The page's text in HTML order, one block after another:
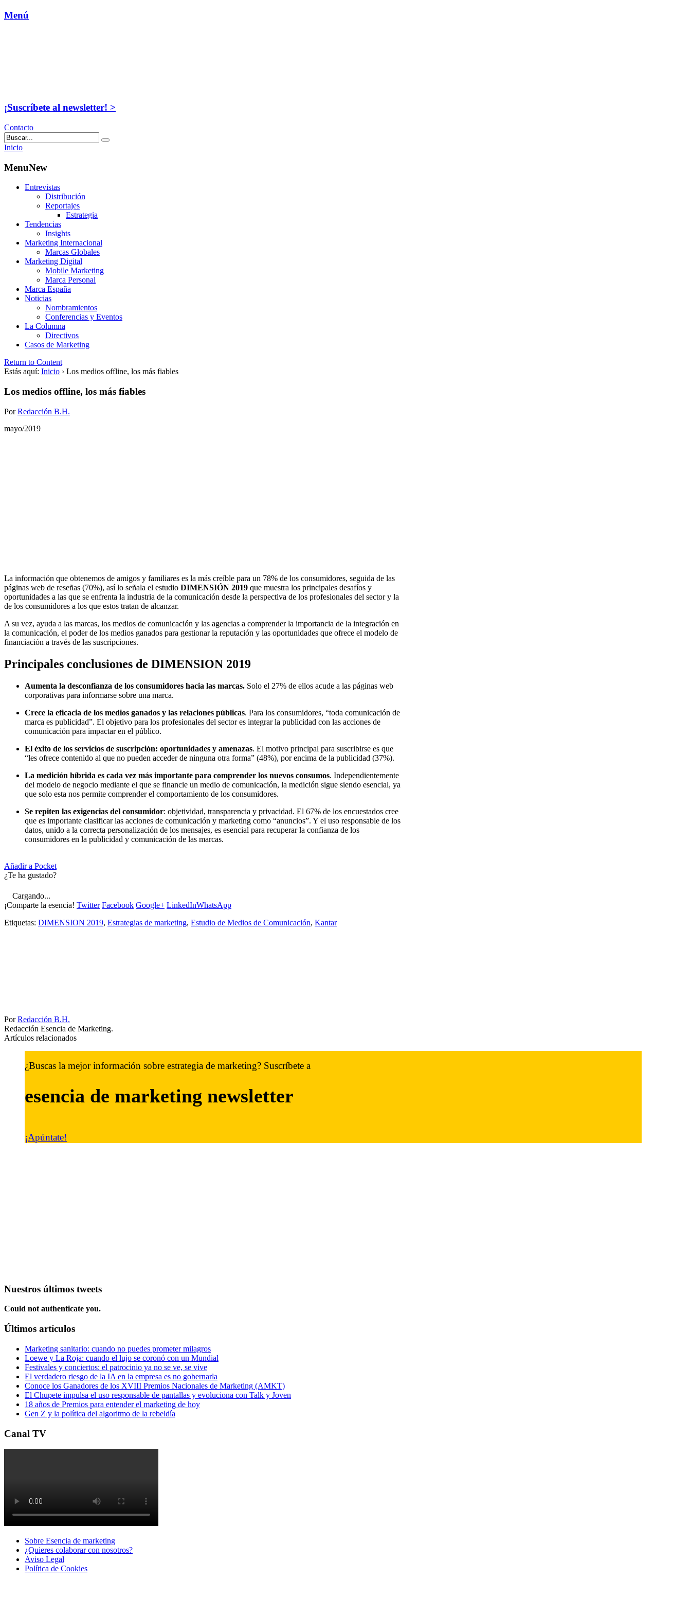
Menú
¡Suscríbete al newsletter! >
Contacto
Inicio
MenuNew
Entrevistas
Distribución
Reportajes
Estrategia
Tendencias
Insights
Marketing Internacional
Marcas Globales
Marketing Digital
Mobile Marketing
Marca Personal
Marca España
Noticias
Nombramientos
Conferencias y Eventos
La Columna
Directivos
Casos de Marketing
Return to Content
Estás aquí: Inicio › Los medios offline, los más fiables
Los medios offline, los más fiables
PorRedacción B.H.
mayo/2019
La información que obtenemos de amigos y familiares es la más creíble para un 78% de los consumidores, seguida de las
páginas web de reseñas (70%), así lo señala el estudio DIMENSIÓN 2019 que muestra los principales desafíos y
oportunidades a las que se enfrenta la industria de la comunicación desde la perspectiva de los profesionales del sector y la
de los consumidores a los que estos tratan de alcanzar.
A su vez, ayuda a las marcas, los medios de comunicación y las agencias a comprender la importancia de la integración en
la comunicación, el poder de los medios ganados para gestionar la reputación y las oportunidades que ofrece el modelo de
financiación a través de las suscripciones.
Principales conclusiones de DIMENSION 2019
Aumenta la desconfianza de los consumidores hacia las marcas. Solo el 27% de ellos acude a las páginas web
corporativas para informarse sobre una marca.
Crece la eficacia de los medios ganados y las relaciones públicas. Para los consumidores, “toda comunicación de
marca es publicidad”. El objetivo para los profesionales del sector es integrar la publicidad con las acciones de
comunicación para impactar en el público.
El éxito de los servicios de suscripción: oportunidades y amenazas. El motivo principal para suscribirse es que
“les ofrece contenido al que no pueden acceder de ninguna otra forma” (48%), por encima de la publicidad (37%).
La medición híbrida es cada vez más importante para comprender los nuevos consumos. Independientemente
del modelo de negocio mediante el que se financie un medio de comunicación, la medición sigue siendo esencial, ya
que solo esta nos permite comprender el comportamiento de los consumidores.
Se repiten las exigencias del consumidor: objetividad, transparencia y privacidad. El 67% de los encuestados cree
que es importante clasificar las acciones de comunicación y marketing como “anuncios”. Y el uso responsable de los
datos, unido a la correcta personalización de los mensajes, es esencial para recuperar la confianza de los
consumidores en la publicidad y comunicación de las marcas.
Añadir a Pocket
¿Te ha gustado?
Cargando...
¡Comparte la esencia! Twitter Facebook Google+ LinkedInWhatsApp
Etiquetas: DIMENSION 2019, Estrategias de marketing, Estudio de Medios de Comunicación, Kantar
PorRedacción B.H.
Redacción Esencia de Marketing.
Artículos relacionados
¿Buscas la mejor información sobre estrategia de marketing? Suscríbete a
esencia de marketing newsletter
¡Apúntate!
Nuestros últimos tweets
Could not authenticate you.
Últimos artículos
Marketing sanitario: cuando no puedes prometer milagros
Loewe y La Roja: cuando el lujo se coronó con un Mundial
Festivales y conciertos: el patrocinio ya no se ve, se vive
El verdadero riesgo de la IA en la empresa es no gobernarla
Conoce los Ganadores de los XVIII Premios Nacionales de Marketing (AMKT)
El Chupete impulsa el uso responsable de pantallas y evoluciona con Talk y Joven
18 años de Premios para entender el marketing de hoy
Gen Z y la política del algoritmo de la rebeldía
Canal TV
Sobre Esencia de marketing
¿Quieres colaborar con nosotros?
Aviso Legal
Polí­tica de Cookies